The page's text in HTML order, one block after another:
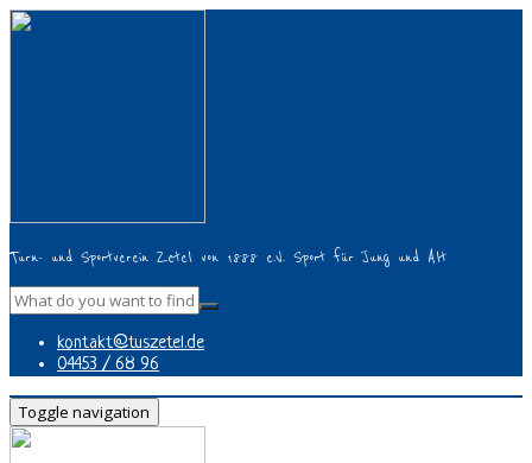
Turn- und Sportverein Zetel von 1888 e.V. Sport für Jung und Alt
kontakt@tuszetel.de
04453 / 68 96
Toggle navigation